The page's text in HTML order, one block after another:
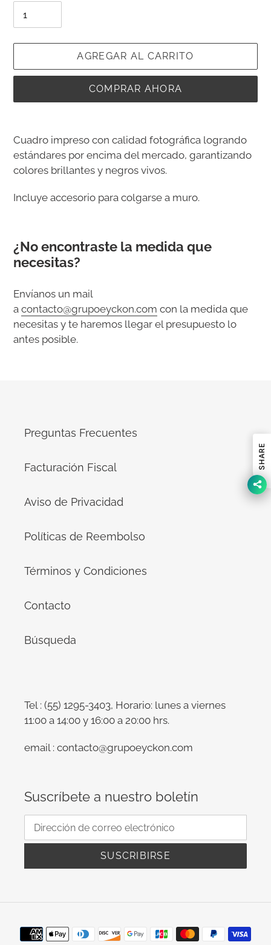
AGREGAR AL CARRITO
COMPRAR AHORA
el
producto
a
carrito
Cuadro impreso con calidad fotográfica logrando
estándares por encima del mercado, garantizando
colores brillantes y negros vivos.
Incluye accesorio para colgarse a muro.
¿No encontraste la medida que
necesitas?
Envíanos un mail
a contacto@grupoeyckon.com con la medida que
necesitas y te haremos llegar el presupuesto lo
antes posible.
Preguntas Frecuentes
Facturación Fiscal
Aviso de Privacidad
Políticas de Reembolso
Términos y Condiciones
Contacto
Búsqueda
Tel : (55) 1295-3403, Horario: lunes a viernes
11:00 a 14:00 y 16:00 a 20:00 hrs.
email : contacto@grupoeyckon.com
Suscríbete a nuestro boletín
SUSCRIBIRSE
Métodos
SHARE